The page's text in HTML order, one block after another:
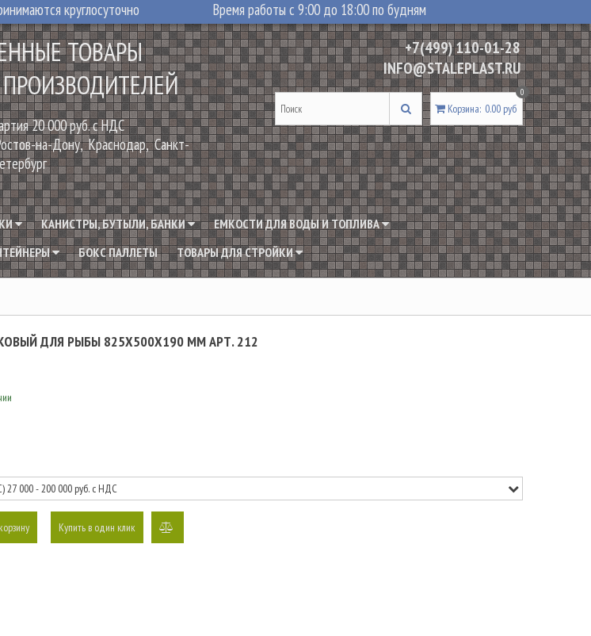
круглосуточно Время работы с 9:00 до 18:00 по будням
ТОВАРЫ
20 000 руб. с НДС
на-Дону, Краснодар, Санкт-
+7(499) 110-01-28
INFO@STALEPLAST.RU
Корзина:
0
0.00 руб
КАНИСТРЫ, БУТЫЛИ, БАНКИ
ЕМКОСТИ ДЛЯ ВОДЫ И ТОПЛИВА
БОКС ПАЛЛЕТЫ ТОВАРЫ ДЛЯ СТРОЙКИ
ДЛЯ РЫБЫ 825Х500Х190 ММ АРТ. 212
Купить в один клик